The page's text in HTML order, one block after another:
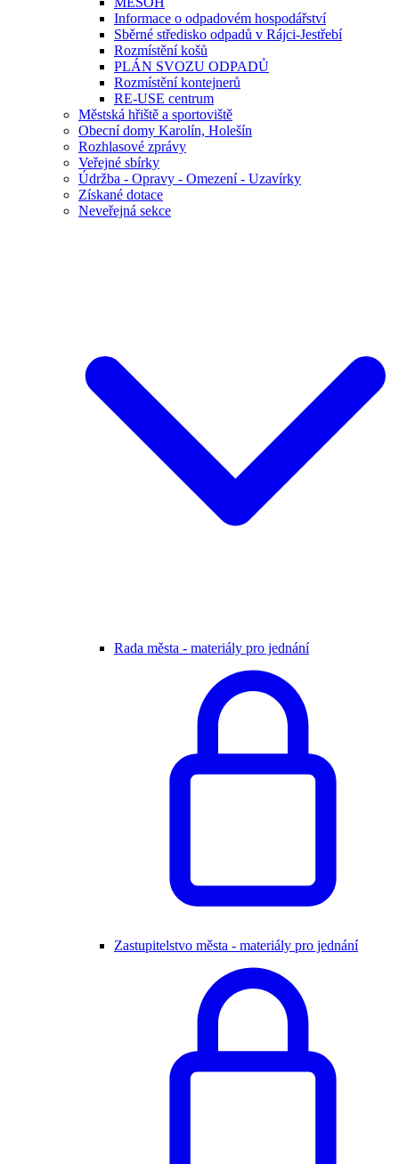
Informace o odpadovém hospodářství
Sběrné středisko odpadů v Rájci-Jestřebí
Rozmístění košů
PLÁN SVOZU ODPADŮ
Rozmístění kontejnerů
RE-USE centrum
Městská hřiště a sportoviště
Obecní domy Karolín, Holešín
Rozhlasové zprávy
Veřejné sbírky
Údržba - Opravy - Omezení - Uzavírky
Získané dotace
Neveřejná sekce
Rada města - materiály pro jednání
Zastupitelstvo města - materiály pro jednání